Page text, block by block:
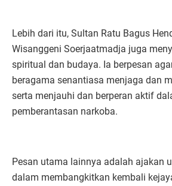
Lebih dari itu, Sultan Ratu Bagus
Wisanggeni Soerjaatmadja juga
spiritual dan budaya. Ia berpesan
beragama senantiasa menjaga dan
serta menjauhi dan berperan aktif
pemberantasan narkoba.
Pesan utama lainnya adalah ajakan
dalam membangkitkan kembali